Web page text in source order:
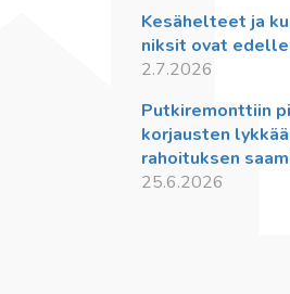
Kesähelteet ja
niksit ovat
2.7.2026
Putkiremonttiin
korjausten
rahoituksen
25.6.2026